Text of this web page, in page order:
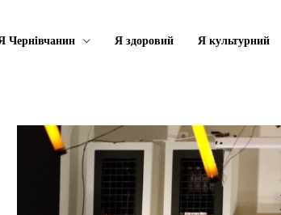
Чернівчанин Я здоровий Я культурний